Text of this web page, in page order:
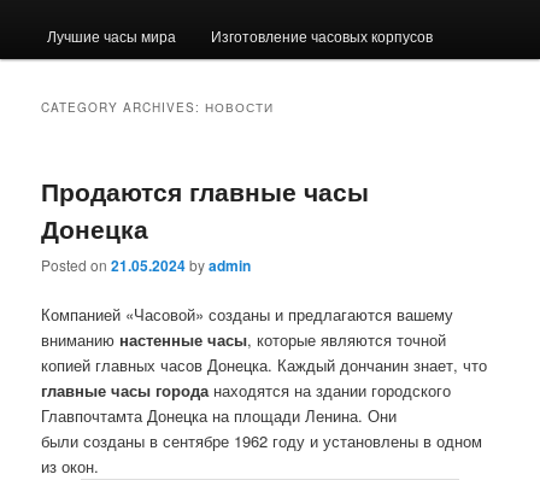
Лучшие часы мира Изготовление часовых корпусов
CATEGORY ARCHIVES:НОВОСТИ
Продаются главные часы
Донецка
Posted on21.05.2024byadmin
Компанией «Часовой» созданы и предлагаются вашему
вниманию настенные часы, которые являются точной
копией главных часов Донецка. Каждый дончанин знает, что
главные часы городанаходятся на здании городского
Главпочтамта Донецка на площади Ленина. Они
были созданы в сентябре 1962 году и установлены в одном
из окон.